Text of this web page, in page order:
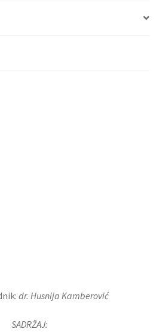
dr. Husnija Kamberović
SADRŽAJ: